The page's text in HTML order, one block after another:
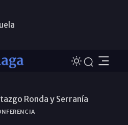
Ronda y Serraní­a